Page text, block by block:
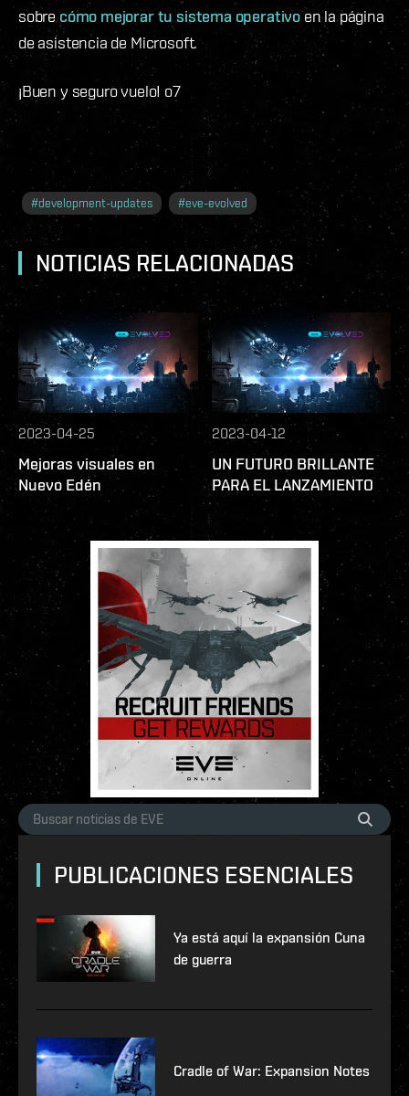
sobrecómo mejorar tu sistema operativoen la página
de asistencia de Microsoft.
¡Buen y seguro vuelo! o7
#development-updates #eve-evolved
NOTICIAS RELACIONADAS
2023-04-25
Mejoras visuales en
Nuevo Edén
2023-04-12
UN FUTURO BRILLANTE
PARA EL LANZAMIENTO
PUBLICACIONES ESENCIALES
Ya está aquí la expansión Cuna
de guerra
Cradle of War: Expansion Notes